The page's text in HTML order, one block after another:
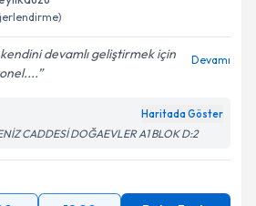
devamlı geliştirmek için
Devamı
Haritada Göster
CADDESİ DOĞAEVLER A1 BLOK D:2